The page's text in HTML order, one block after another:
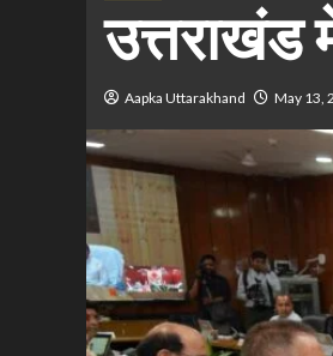
उत्तराखंड
Aapka Uttarakhand May 13,